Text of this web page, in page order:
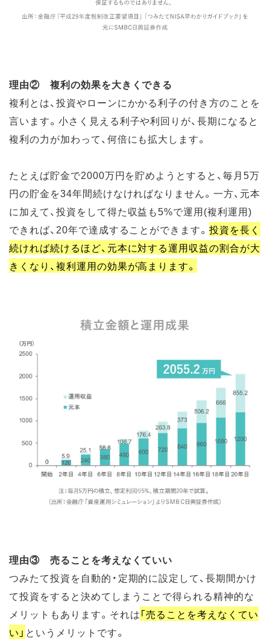
理由② 複利の効果を大きくできる
複利とは、投資やローンにかかる利子の付き方のことを
言います。小さく見える利子や利回りが、長期になると
複利の力が加わって、何倍にも拡大します。
たとえば貯金で2000万円を貯めようとすると、毎月5万
円の貯金を34年間続けなければなりません。一方、元本
に加えて、投資をして得た収益も5%で運用(複利運用)
できれば、20年で達成することができます。投資を長く
続ければ続けるほど、元本に対する運用収益の割合が大
きくなり、複利運用の効果が高まります。
理由③ 売ることを考えなくていい
つみたて投資を自動的・定期的に設定して、長期間かけ
て投資をすると決めてしまうことで得られる精神的な
メリットもあります。それは「売ることを考えなくてい
い」 というメリットです。